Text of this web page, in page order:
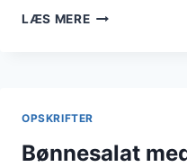
LÆS MEREBØNNESALAT
OPSKRIFTER
Bønnesalat